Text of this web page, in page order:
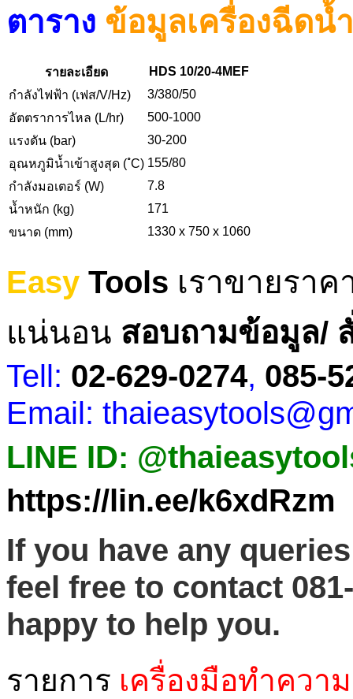
ตาราง ข้อมูลเครื่องฉีดน้
รายละเอียด
HDS 10/20-4MEF
กำลังไฟฟ้า (เฟส/V/Hz)
3/380/50
อัตตราการไหล (L/hr)
500-1000
แรงดัน (bar)
30-200
อุณหภูมิน้ำเข้าสูงสุด ( ํC) 155/80
กำลังมอเตอร์ (W)
7.8
น้ำหนัก (kg)
171
ขนาด (mm)
1330 x 750 x 1060
Easy Tools เราขายรา
แน่นอน สอบถามข้อมูล/
Tell: 02-629-0274, 085-
Email:
LINE ID:
https://lin.ee/k6xdRzm
If you have any
feel free to contact
happy to help you.
รายการ เครื่องมือทำควา